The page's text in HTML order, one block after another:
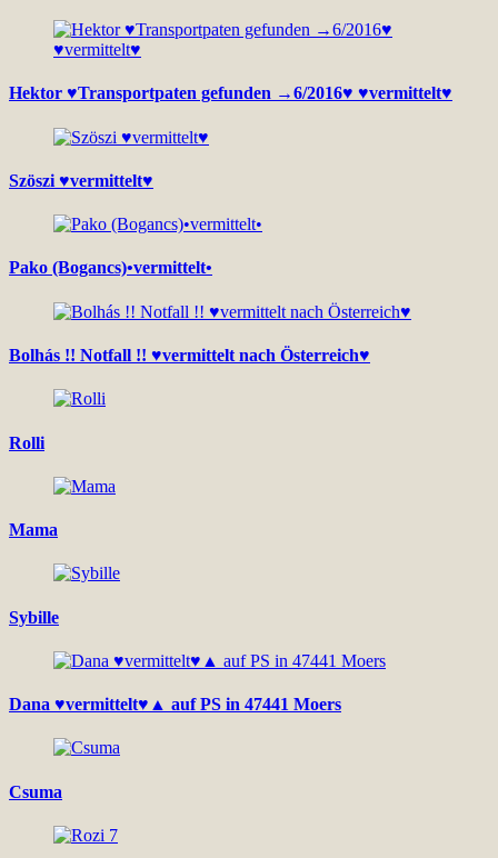
Hektor ♥Transportpaten gefunden →6/2016♥ ♥vermittelt♥
Szöszi ♥vermittelt♥
Pako (Bogancs)•vermittelt•
Bolhás !! Notfall !! ♥vermittelt nach Österreich♥
Rolli
Mama
Sybille
Dana ♥vermittelt♥▲ auf PS in 47441 Moers
Csuma